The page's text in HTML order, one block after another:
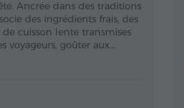
Ancrée dans des traditions
des ingrédients frais, des
de cuisson lente transmises
voyageurs, goûter aux…